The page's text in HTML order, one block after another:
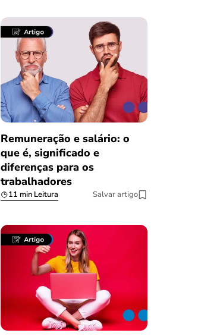
Achei muito rápido,
burocracia
Comentário retirado da nossa
08/03/2023
Remuneração e salário: o
que é, significado e
diferenças para os
trabalhadores
11 min Leitura Salvar artigo